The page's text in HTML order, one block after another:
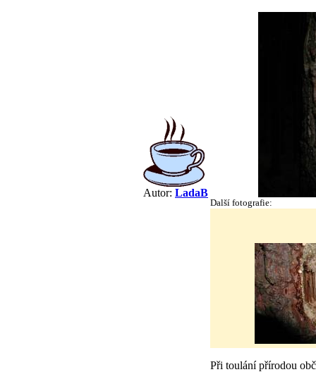
Autor: LadaB
Další fotografie:
Při toulání přírodou